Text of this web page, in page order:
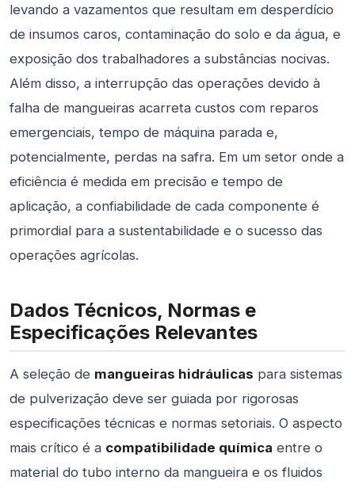
levando a vazamentos que resultam em desperdício
de insumos caros, contaminação do solo e da água, e
exposição dos trabalhadores a substâncias nocivas.
Além disso, a interrupção das operações devido à
falha de mangueiras acarreta custos com reparos
emergenciais, tempo de máquina parada e,
potencialmente, perdas na safra. Em um setor onde a
eficiência é medida em precisão e tempo de
aplicação, a confiabilidade de cada componente é
primordial para a sustentabilidade e o sucesso das
operações agrícolas.
Dados Técnicos, Normas e
Especificações Relevantes
A seleção de mangueiras hidráulicas para sistemas
de pulverização deve ser guiada por rigorosas
especificações técnicas e normas setoriais. O aspecto
mais crítico é a compatibilidade química entre o
material do tubo interno da mangueira e os fluidos